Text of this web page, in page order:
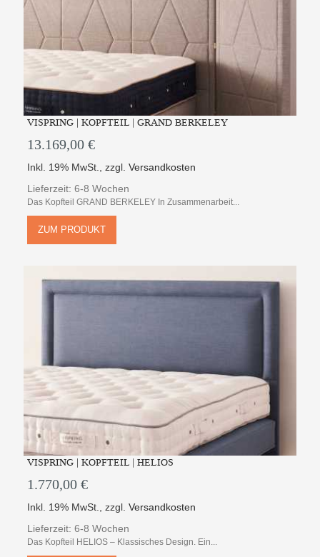
VISPRING | KOPFTEIL | GRAND BERKELEY
13.169,00 €
Inkl. 19% MwSt. ,zzgl.Versandkosten
Lieferzeit: 6-8 Wochen
Das Kopfteil GRAND BERKELEY In Zusammenarbeit...
ZUM PRODUKT
VISPRING | KOPFTEIL | HELIOS
1.770,00 €
Inkl. 19% MwSt.,zzgl.Versandkosten
Lieferzeit: 6-8 Wochen
Das Kopfteil HELIOS – Klassisches Design. Ein...